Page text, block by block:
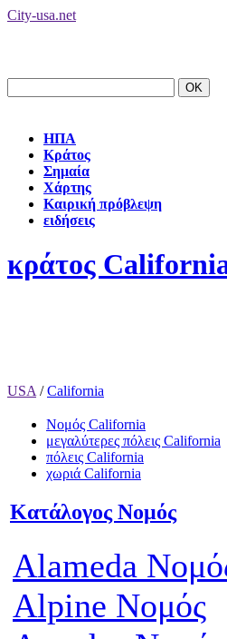
City-usa.net
ΗΠΑ
Κράτος
Σημαία
Χάρτης
Καιρική πρόβλεψη
ειδήσεις
κράτος
USA /California
Νομός California
μεγαλύτερες πόλεις California
πόλεις California
χωριά California
Κατάλογος Νομός
Alameda
Alpine Νομός